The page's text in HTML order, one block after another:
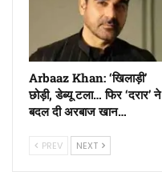
Arbaaz Khan: ‘खिलाड़ी’
छोड़ी, डेब्यू टला… फिर ‘दरार’ ने
बदल दी अरबाज खान…
PREV NEXT